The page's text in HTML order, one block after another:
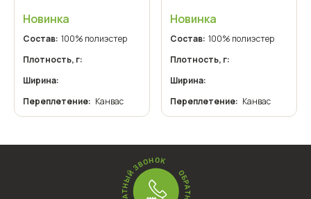
Новинка
Состав: 100% полиэстер
Плотность, г:
Ширина:
Переплетение: Канвас
Новинка
Состав:100% полиэстер
Плотность, г:
Ширина:
Переплетение: Канвас